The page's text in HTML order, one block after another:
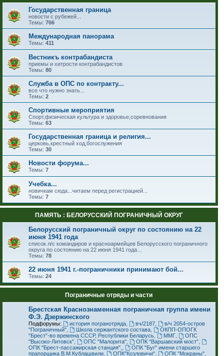
Государственная граница
новости с рубежей...
Темы: 766
Международная панорама
Темы: 411
Вестникъ контрабандиста
приемы и хитрости контрабандистов
Темы: 80
Служба в ОПС по контракту...
все что нужно знать...
Темы: 2
Спортивные мероприятия
Спорт,физическая культура и здоровье,соревнования
Темы: 63
Государственная граница и религия...
церковь,крестный ход,богослужения
Темы: 30
Новости форума...
Темы: 7
Учебка...
новичкам сюда...читаем перед регистрацией...
Темы: 7
ПАМЯТЬ : БЕЛОРУССКИЙ ПОГРАНИЧНЫЙ ОКРУГ
Белорусский пограничный округ по состоянию на 22
июня 1941 года
список л/с командиров и красноармейцев Белорусского пограничного
округа по состоянию на 22 июня 1941 года...
Темы: 78
22 июня 1941 г.-пограничники принимают бой...
Темы: 24
Пограничные отряды и части
Брестская Краснознаменная пограничная группа имени
Ф.Э. Дзержинского
Подфорумы: история погранотряда, вч/2187,
в/ч 2054-остров
"Пограничный", Школа сержантского состава,
ОКПП-ОПОГК
“Брест”-во времена СССР, Республики Беларусь, ММГ,
ОПС
"Высоко-Литовск", ОПС "Малорита", ОПК "Варшавский мост",
ОПК "Брест-пассажирская станция",,
ОПК "Буг" имени старшего
прапорщика В.М.Кублашвили, ОПК"Козловичи", ОПК "Мокраны",